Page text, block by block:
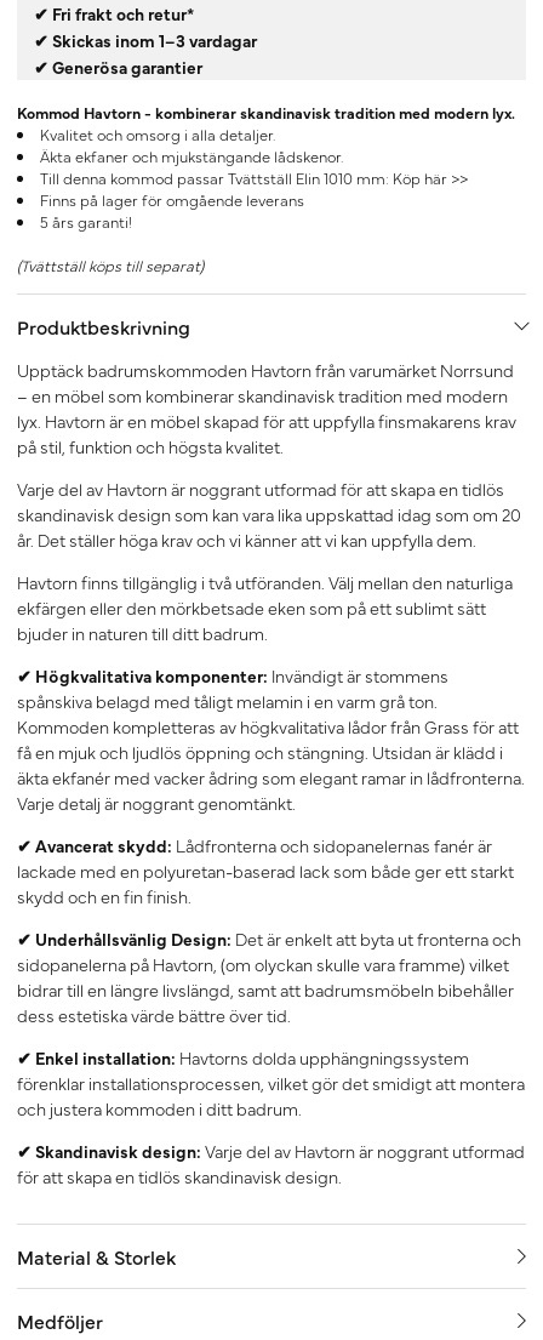
✔ Fri frakt och retur*
✔ Skickas inom 1–3 vardagar
✔ Generösa garantier
Kommod Havtorn - kombinerar skandinavisk tradition med modern lyx.
Kvalitet och omsorg i alla detaljer.
Äkta ekfaner och mjukstängande lådskenor.
Till denna kommod passar Tvättställ Elin 1010 mm: Köp här >>
Finns på lager för omgående leverans
5 års garanti!
(Tvättställ köps till separat)
Produktbeskrivning
Upptäck badrumskommoden Havtorn från varumärket Norrsund
– en möbel som kombinerar skandinavisk tradition med modern
lyx. Havtorn är en möbel skapad för att uppfylla finsmakarens krav
på stil, funktion och högsta kvalitet.
Varje del av Havtorn är noggrant utformad för att skapa en tidlös
skandinavisk design som kan vara lika uppskattad idag som om 20
år. Det ställer höga krav och vi känner att vi kan uppfylla dem.
Havtorn finns tillgänglig i två utföranden. Välj mellan den naturliga
ekfärgen eller den mörkbetsade eken som på ett sublimt sätt
bjuder in naturen till ditt badrum.
✔ Högkvalitativa komponenter: Invändigt är stommens
spånskiva belagd med tåligt melamin i en varm grå ton.
Kommoden kompletteras av högkvalitativa lådor från Grass för att
få en mjuk och ljudlös öppning och stängning. Utsidan är klädd i
äkta ekfanér med vacker ådring som elegant ramar in lådfronterna.
Varje detalj är noggrant genomtänkt.
✔ Avancerat skydd: Lådfronterna och sidopanelernas fanér är
lackade med en polyuretan-baserad lack som både ger ett starkt
skydd och en fin finish.
✔ Underhållsvänlig Design: Det är enkelt att byta ut fronterna och
sidopanelerna på Havtorn, (om olyckan skulle vara framme) vilket
bidrar till en längre livslängd, samt att badrumsmöbeln bibehåller
dess estetiska värde bättre över tid.
✔ Enkel installation: Havtorns dolda upphängningssystem
förenklar installationsprocessen, vilket gör det smidigt att montera
och justera kommoden i ditt badrum.
✔ Skandinavisk design: Varje del av Havtorn är noggrant utformad
för att skapa en tidlös skandinavisk design.
Material & Storlek
Medföljer